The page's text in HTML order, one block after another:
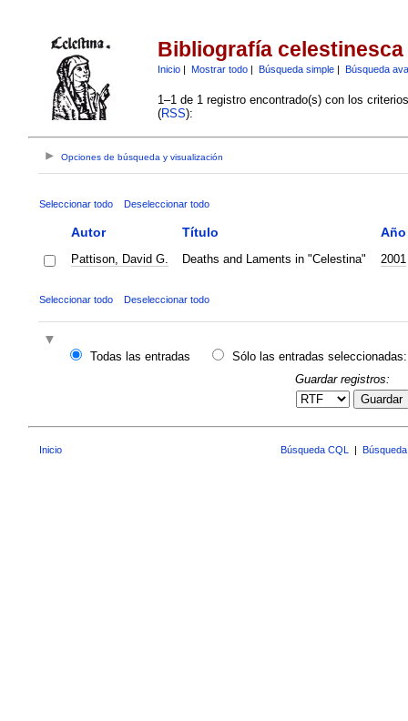
Bibliografía celestinesca
Inicio| Mostrar todo| Búsqueda simple| Búsqueda
1–1 de 1 registro encontrado(s) con los
(RSS):
Opciones de búsqueda y visualización
Seleccionar todo Deseleccionar todo
Autor Título Año
Pattison, David G. Deaths and Laments in "Celestina" 2001
Seleccionar todo Deseleccionar todo
Todas las entradas
Sólo las entradas seleccionadas:
Guardar registros:
Guardar
Inicio Búsqueda CQL